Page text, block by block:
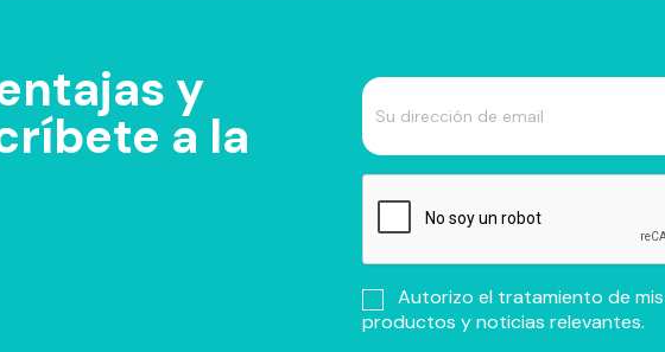
y
a la
Autorizo el tratamiento de
productos y noticias relevantes.